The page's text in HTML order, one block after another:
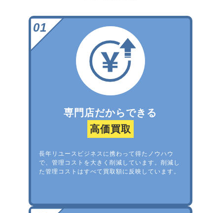
専門店だからできる
高価買取
長年リユースビジネスに携わって得たノウハウ
で、管理コストを大きく削減しています。削減し
た管理コストはすべて買取額に反映しています。